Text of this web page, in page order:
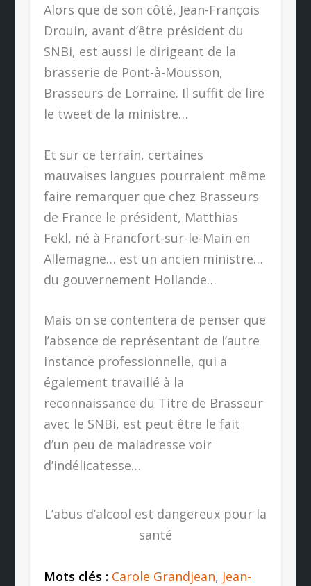
Alors que de son côté, Jean-François
Drouin, avant d’être président du
SNBi, est aussi le dirigeant de la
brasserie de Pont-à-Mousson,
Brasseurs de Lorraine. Il suffit de lire
le tweet de la ministre…
Et sur ce terrain, certaines
mauvaises langues pourraient même
faire remarquer que chez Brasseurs
de France le président, Matthias
Fekl, né à Francfort-sur-le-Main en
Allemagne… est un ancien ministre…
du gouvernement Hollande…
Mais on se contentera de penser que
l’absence de représentant de l’autre
instance professionnelle, qui a
également travaillé à la
reconnaissance du Titre de Brasseur
avec le SNBi, est peut être le fait
d’un peu de maladresse voir
d’indélicatesse…
L’abus d’alcool est dangereux pour la
santé
Mots clés : Carole Grandjean, Jean-